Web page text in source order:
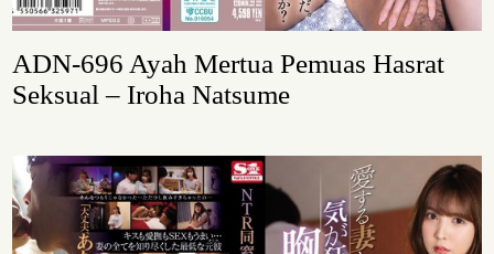
ADN-696 Ayah Mertua Pemuas Hasrat
Seksual – Iroha Natsume